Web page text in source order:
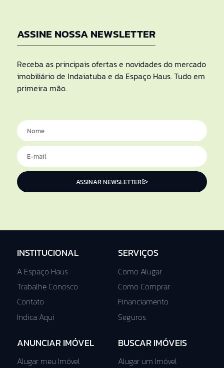
ASSINE NOSSA NEWSLETTER
Receba as principais ofertas e novidades do mercado
imobiliário de Indaiatuba e da Espaço Haus. Tudo em
primeira mão.
ASSINAR NEWSLETTER
INSTITUCIONAL
A Espaço Haus
Trabalhe Conosco
Contato
Indica Aqui
SERVIÇOS
Como Alugar
Como Comprar
Financiamento
Seguros
ANUNCIAR IMÓVEL
Alugar meu Imóvel
BUSCAR IMÓVEIS
Alugar um Imóvel